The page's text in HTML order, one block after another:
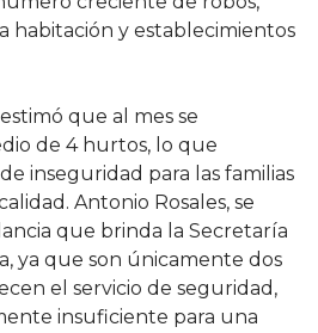
habitación y establecimientos
que al mes se
de 4 hurtos, lo que
inseguridad para las familias
Antonio Rosales, se
que brinda la Secretaría
ya que son únicamente dos
el servicio de seguridad,
insuficiente para una